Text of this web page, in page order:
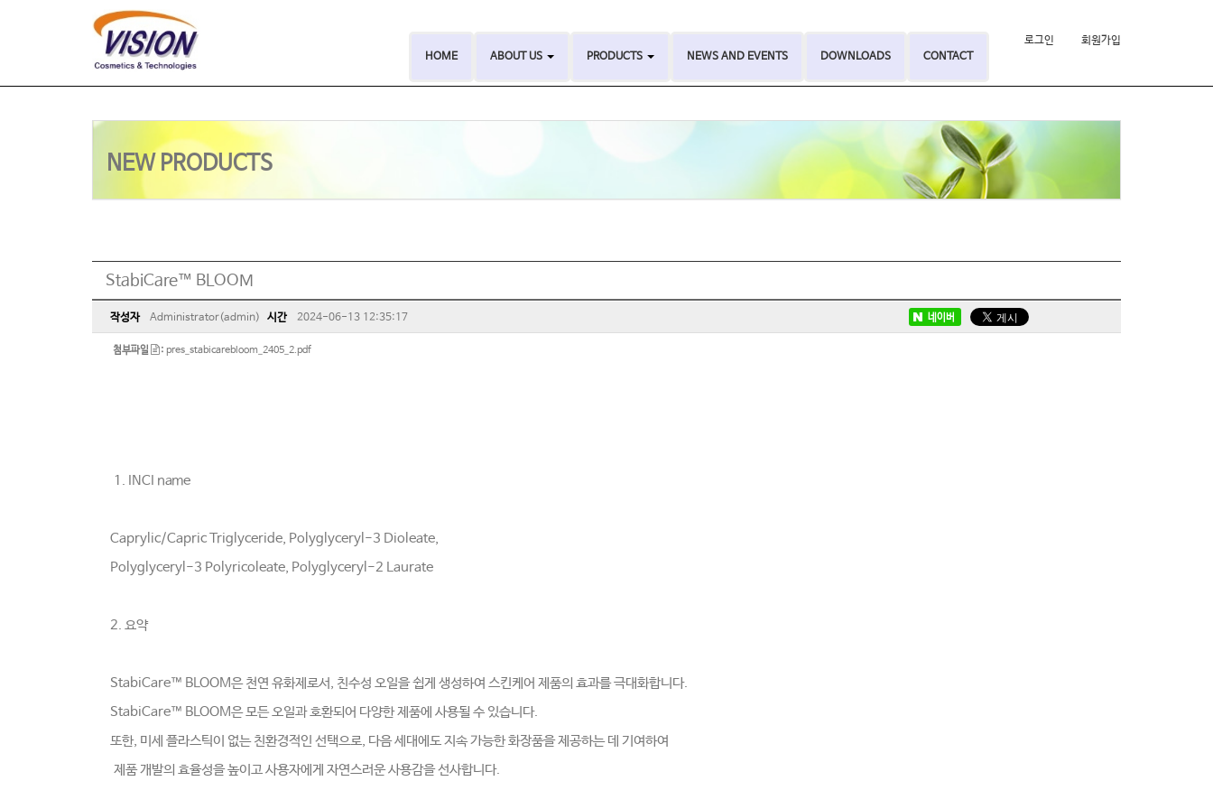
HOME ABOUT US PRODUCTS NEWS AND EVENTS DOWNLOADS CONTACT
로그인 회원가입
NEW PRODUCTS
StabiCare™ BLOOM
작성자 Administrator(admin) 시간 2024-06-13 12:35:17 네이버
첨부파일 : pres_stabicarebloom_2405_2.pdf
1. INCI name
Caprylic/Capric Triglyceride, Polyglyceryl-3 Dioleate,
Polyglyceryl-3 Polyricoleate, Polyglyceryl-2 Laurate
2. 요약
StabiCare™ BLOOM은 천연 유화제로서, 친수성 오일을 쉽게 생성하여 스킨케어 제품의 효과를 극대화합니다.
StabiCare™ BLOOM은 모든 오일과 호환되어 다양한 제품에 사용될 수 있습니다.
또한, 미세 플라스틱이 없는 친환경적인 선택으로, 다음 세대에도 지속 가능한 화장품을 제공하는 데 기여하여
제품 개발의 효율성을 높이고 사용자에게 자연스러운 사용감을 선사합니다.